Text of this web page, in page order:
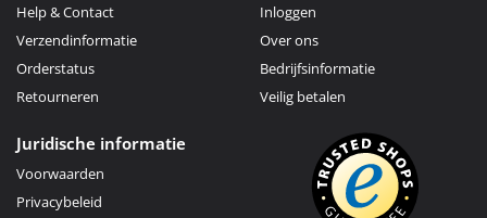
Help & Contact
Verzendinformatie
Orderstatus
Retourneren
Inloggen
Over ons
Bedrijfsinformatie
Veilig betalen
Juridische informatie
Voorwaarden
Privacybeleid